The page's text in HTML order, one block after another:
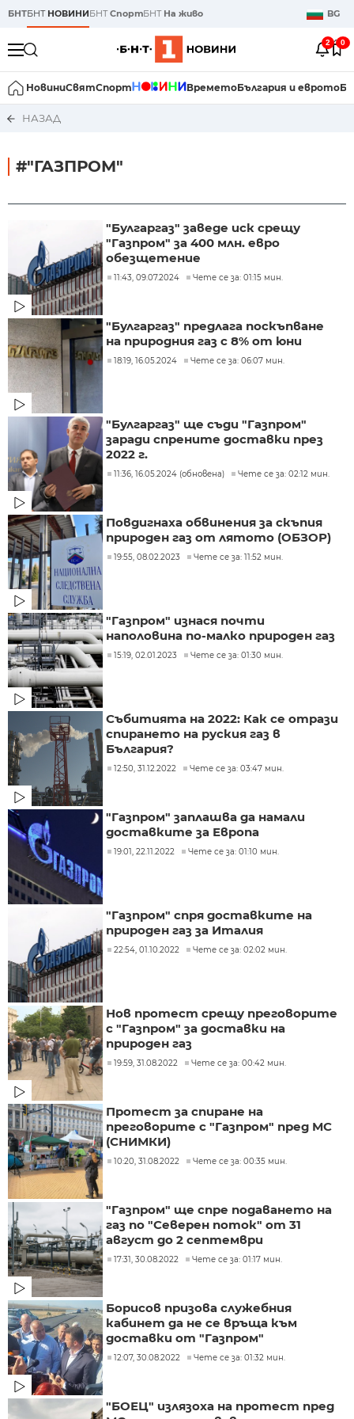
БНТБНТ НОВИНИБНТСпортБНТ На живо BG
2 0
НовиниСвятСпорт ВреметоБългария и еврото
НАЗАД
#"ГАЗПРОМ"
"Булгаргаз" заведе иск срещу
"Газпром" за 400 млн. евро
обезщетение
11:43, 09.07.2024 Чете се за: 01:15 мин.
"Булгаргаз" предлага поскъпване
на природния газ с 8% от юни
18:19, 16.05.2024 Чете се за: 06:07 мин.
"Булгаргаз" ще съди "Газпром"
заради спрените доставки през
2022 г.
11:36, 16.05.2024 (обновена) Чете се за: 02:12 мин.
Повдигнаха обвинения за скъпия
природен газ от лятото (ОБЗОР)
19:55, 08.02.2023 Чете се за: 11:52 мин.
"Газпром" изнася почти
наполовина по-малко природен газ
15:19, 02.01.2023 Чете се за: 01:30 мин.
Събитията на 2022: Как се отрази
спирането на руския газ в
България?
12:50, 31.12.2022 Чете се за: 03:47 мин.
"Газпром" заплашва да намали
доставките за Европа
19:01, 22.11.2022 Чете се за: 01:10 мин.
"Газпром" спря доставките на
природен газ за Италия
22:54, 01.10.2022 Чете се за: 02:02 мин.
Нов протест срещу преговорите
с "Газпром" за доставки на
природен газ
19:59, 31.08.2022 Чете се за: 00:42 мин.
Протест за спиране на
преговорите с "Газпром" пред МС
(СНИМКИ)
10:20, 31.08.2022 Чете се за: 00:35 мин.
"Газпром" ще спре подаването на
газ по "Северен поток" от 31
август до 2 септември
17:31, 30.08.2022 Чете се за: 01:17 мин.
Борисов призова служебния
кабинет да не се връща към
доставки от "Газпром"
12:07, 30.08.2022 Чете се за: 01:32 мин.
"БОЕЦ" излязоха на протест пред